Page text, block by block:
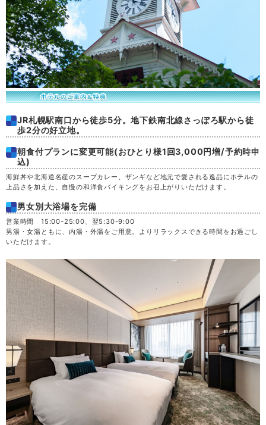
JR札幌駅南口から徒歩5分。地下鉄南北線さっぽろ駅から徒
歩2分の好立地。
朝食付プランに変更可能(おひとり様1回3,000円増/予約時申
込)
海鮮丼や北海道名産のスープカレー、ザンギなど地元で愛される逸品にホテルの
上品さを加えた、自慢の和洋食バイキングをお召上がりいただけます。
男女別大浴場を完備
営業時間 15:00-25:00、翌5:30-9:00
男湯・女湯ともに、内湯・外湯をご用意。よりリラックスできる時間をお過ごし
いただけます。